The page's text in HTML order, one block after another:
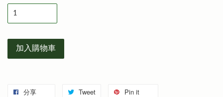
加入購物車
分享 Tweet Pin it